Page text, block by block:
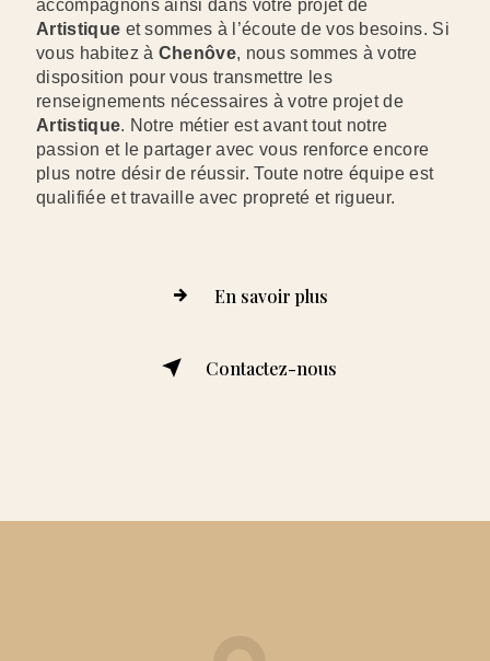
accompagnons ainsi dans votre projet de
Artistique et sommes à l’écoute de vos besoins. Si
vous habitez à Chenôve, nous sommes à votre
disposition pour vous transmettre les
renseignements nécessaires à votre projet de
Artistique. Notre métier est avant tout notre
passion et le partager avec vous renforce encore
plus notre désir de réussir. Toute notre équipe est
qualifiée et travaille avec propreté et rigueur.
En savoir plus
Contactez-nous